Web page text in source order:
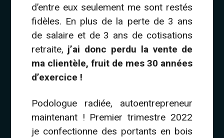
d’entre eux seulement me sont restés
fidèles. En plus de la perte de 3 ans
de salaire et de 3 ans de cotisations
retraite, j’ai donc perdu la vente de
ma clientèle, fruit de mes 30 années
d’exercice !
Podologue radiée, autoentrepreneur
maintenant ! Premier trimestre 2022
je confectionne des portants en bois